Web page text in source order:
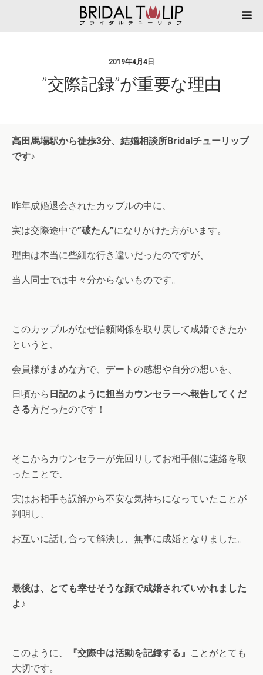
2019年4月4日
”交際記録”が重要な理由
高田馬場駅から徒歩3分、結婚相談所Bridalチューリップ
です♪
昨年成婚退会されたカップルの中に、
実は交際途中で”破たん”になりかけた方がいます。
理由は本当に些細な行き違いだったのですが、
当人同士では中々分からないものです。
このカップルがなぜ信頼関係を取り戻して成婚できたか
というと、
会員様がまめな方で、デートの感想や自分の想いを、
日頃から 日記のように担当カウンセラーへ報告してくだ
さる方だったのです！
そこからカウンセラーが先回りしてお相手側に連絡を取
ったことで、
実はお相手も誤解から不安な気持ちになっていたことが
判明し、
お互いに話し合って解決し、無事に成婚となりました。
最後は、とても幸せそうな顔で成婚されていかれました
よ♪
このように、 『交際中は活動を記録する』 ことがとても
大切です。